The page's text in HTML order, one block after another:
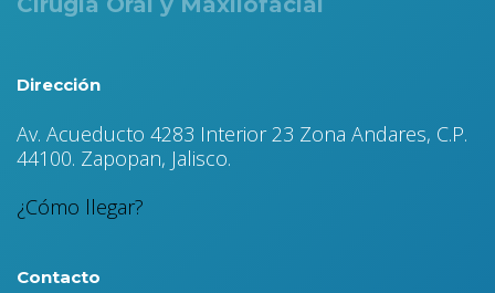
Dirección
Av. Acueducto 4283 Interior 23 Zona Andares, C.P.
44100. Zapopan, Jalisco.
¿Cómo llegar?
Contacto